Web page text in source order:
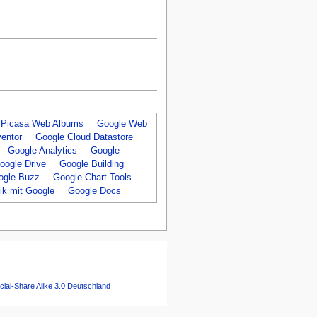
Picasa Web Albums
Google Web
Google Cloud Datastore
Google Analytics
Google
Drive
Google Building
Buzz
Google Chart Tools
mit Google
Google Docs
Share Alike 3.0 Deutschland